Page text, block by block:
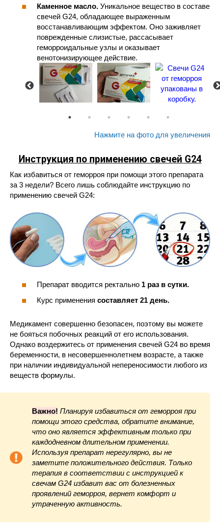
Каменное масло. Уникальное вещество в составе
свечей G24, обладающее выраженным
восстанавливающим эффектом. Оно заживляет
поврежденные слизистые, рассасывает
геморроидальные узлы и оказывает
венотонизирующее действие.
Нажмите на фото для увеличения
Инструкция по применению свечей G24
Как избавиться от геморроя при помощи этого препарата
за 3 недели? Всего лишь соблюдайте инструкцию по
применению свечей G24:
Препарат вводится ректально 1 раз в сутки.
Курс применения составляет 21 день.
Медикамент совершенно безопасен, поэтому вы можете
не бояться побочных реакций от его использования.
Однако воздержитесь от применения свечей G24 во время
беременности, в несовершеннолетнем возрасте, а также
при наличии индивидуальной непереносимости любого из
веществ формулы.
Важно! Планируя избавиться от геморроя при
помощи этого средства, обратите внимание,
что оно является эффективным только при
каждодневном длительном применении.
Используя препарат нерегулярно, вы не
заметите положительного действия. Только
терапия в соответствии с инструкцией к
свечам G24 избавит вас от болезненных
проявлений геморроя, вернет комфорт и
утраченную активность.